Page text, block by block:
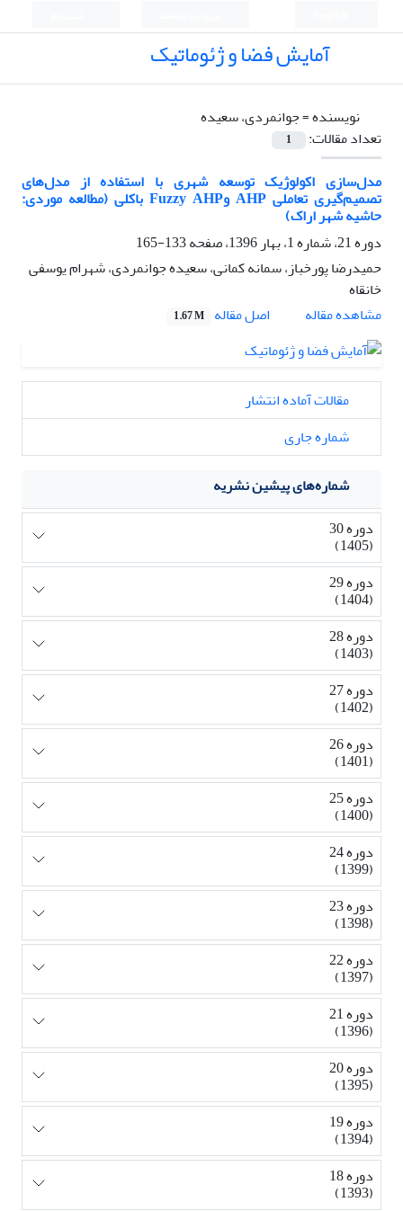
آمایش فضا و ژئوماتیک
نویسنده =جوانمردی، سعیده
تعداد مقالات:
1
مدل‌سازی اکولوژیک توسعه شهری با استفاده از مدل‌های
تصمیم‌گیری تعاملی AHP وFuzzy AHP باکلی (مطالعه موردی:
حاشیه شهر اراک)
دوره 21، شماره 1، بهار 1396، صفحه
133-165
حمیدرضا پورخباز، سمانه کمانی، سعیده جوانمردی، شهرام یوسفی
خانقاه
مشاهده مقاله
اصل مقاله 1.67 M
مقالات آماده انتشار
شماره جاری
شماره‌های پیشین نشریه
دوره 30
(1405)
دوره 29
(1404)
دوره 28
(1403)
دوره 27
(1402)
دوره 26
(1401)
دوره 25
(1400)
دوره 24
(1399)
دوره 23
(1398)
دوره 22
(1397)
دوره 21
(1396)
دوره 20
(1395)
دوره 19
(1394)
دوره 18
(1393)